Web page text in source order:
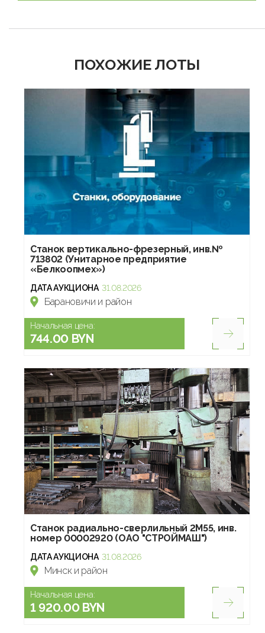
ПОХОЖИЕ ЛОТЫ
Станок вертикально-фрезерный, инв.№
713802 (Унитарное предприятие
«Белкоопмех»)
ДАТА АУКЦИОНА 31.08.2026
Барановичи и район
Начальная цена:
744.00 BYN
Станок радиально-сверлильный 2М55, инв.
номер 00002920 (ОАО "СТРОЙМАШ")
ДАТА АУКЦИОНА 31.08.2026
Минск и район
Начальная цена:
1 920.00 BYN